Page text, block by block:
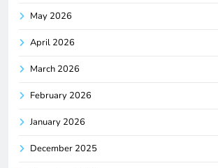
May 2026
April 2026
March 2026
February 2026
January 2026
December 2025